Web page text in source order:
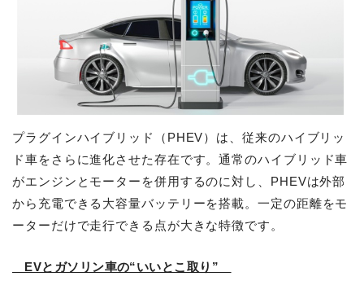
プラグインハイブリッド（PHEV）は、従来のハイブリッ
ド車をさらに進化させた存在です。通常のハイブリッド車
がエンジンとモーターを併用するのに対し、PHEVは外部
から充電できる大容量バッテリーを搭載。一定の距離をモ
ーターだけで走行できる点が大きな特徴です。
EVとガソリン車の“いいとこ取り”